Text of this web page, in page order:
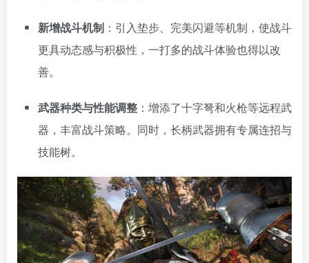
杂烩
热度
网络游戏
1684热度
关注
问题求助
869热度
关注
手机游戏
552热度
关注
新增战斗机制 ：引入垫步、完美闪避等机制，使战斗
更具动态感与积极性，一打多的战斗体验也得以改
善。
武器种类与性能调整 ：增添了十字弩和火枪等远程武
器，丰富战斗策略。同时，长柄武器拥有专属连招与
技能树。